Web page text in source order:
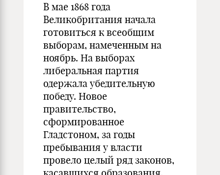
В мае 1868 года
Великобритания начала
готовиться к всеобщим
выборам, намеченным на
ноябрь. На выборах
либеральная партия
одержала убедительную
победу. Новое
правительство,
сформированное
Гладстоном, за годы
пребывания у власти
провело целый ряд законов,